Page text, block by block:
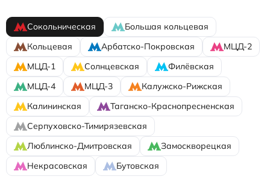
Сокольническая
Большая кольцевая
Кольцевая
Арбатско-Покровская
МЦД-2
МЦД-1
Солнцевская
Филёвская
МЦД-4
МЦД-3
Калужско-Рижская
Калининская
Таганско-Краснопресненская
Серпуховско-Тимирязевская
Люблинско-Дмитровская
Замоскворецкая
Некрасовская
Бутовская